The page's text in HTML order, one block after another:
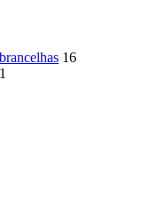
16
1